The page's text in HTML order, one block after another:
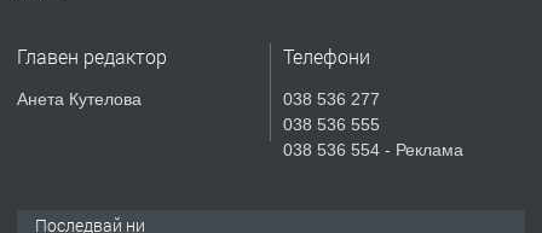
№4119 Едностаен обзаведен
Главен редактор
Анета Кутелова
Телефони
038 536 277
038 536 555
038 536 554 - Реклама
Последвай ни